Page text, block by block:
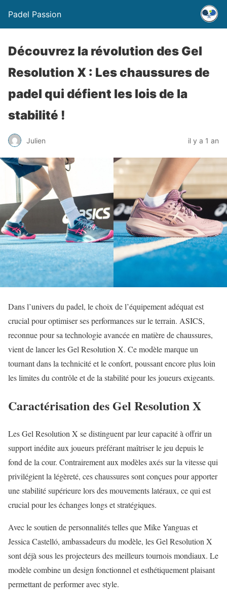
Padel Passion
Découvrez la révolution des Gel
Resolution X : Les chaussures de
padel qui défient les lois de la
stabilité !
Julien il y a 1 an
Dans l’univers du padel, le choix de l’équipement adéquat est
crucial pour optimiser ses performances sur le terrain. ASICS,
reconnue pour sa technologie avancée en matière de chaussures,
vient de lancer les Gel Resolution X. Ce modèle marque un
tournant dans la technicité et le confort, poussant encore plus loin
les limites du contrôle et de la stabilité pour les joueurs exigeants.
Caractérisation des Gel Resolution X
Les Gel Resolution X se distinguent par leur capacité à offrir un
support inédite aux joueurs préférant maîtriser le jeu depuis le
fond de la cour. Contrairement aux modèles axés sur la vitesse qui
privilégient la légèreté, ces chaussures sont conçues pour apporter
une stabilité supérieure lors des mouvements latéraux, ce qui est
crucial pour les échanges longs et stratégiques.
Avec le soutien de personnalités telles que Mike Yanguas et
Jessica Castelló, ambassadeurs du modèle, les Gel Resolution X
sont déjà sous les projecteurs des meilleurs tournois mondiaux. Le
modèle combine un design fonctionnel et esthétiquement plaisant
permettant de performer avec style.